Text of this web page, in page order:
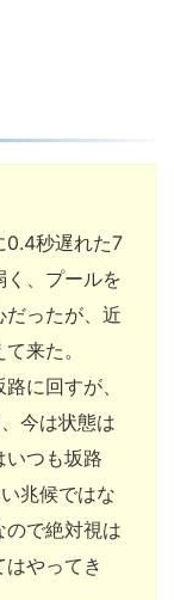
0.4秒遅れた7
、プールを
ったが、近
来た。
に回すが、
今は状態は
いつも坂路
兆候ではな
ので絶対視は
やってき